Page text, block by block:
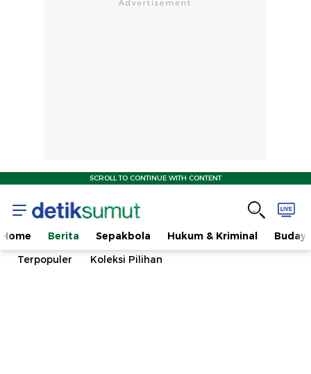
SCROLL TO CONTINUE WITH CONTENT
Home Berita Sepakbola Hukum & Kriminal
Terpopuler
Koleksi Pilihan